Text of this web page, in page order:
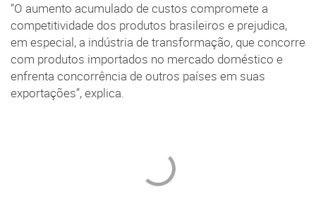
“O aumento acumulado de custos compromete a
competitividade dos produtos brasileiros e prejudica,
em especial, a indústria de transformação, que concorre
com produtos importados no mercado doméstico e
enfrenta concorrência de outros países em suas
exportações”, explica.